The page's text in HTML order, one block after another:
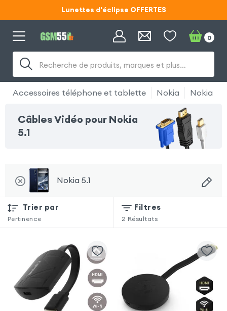
Lunettes d'éclipse OFFERTES
Code ECLIPSE55
Code ECLIPSE55
Recherche de produits, marques et plus…
0
Accessoires téléphone et tablette Nokia Nokia 5.1
Câbles Vidéo pour Nokia
5.1
Nokia 5.1
Trier par
Pertinence
Filtres
2 Résultats